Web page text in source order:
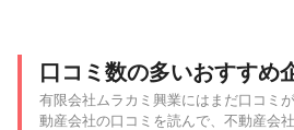
口コミ数の多いおすすめ
有限会社ムラカミ興業にはまだ口コミ
動産会社の口コミを読んで、不動産会